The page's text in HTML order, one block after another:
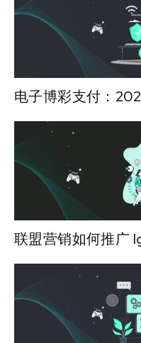
电子博彩支付：
联盟营销如何推广